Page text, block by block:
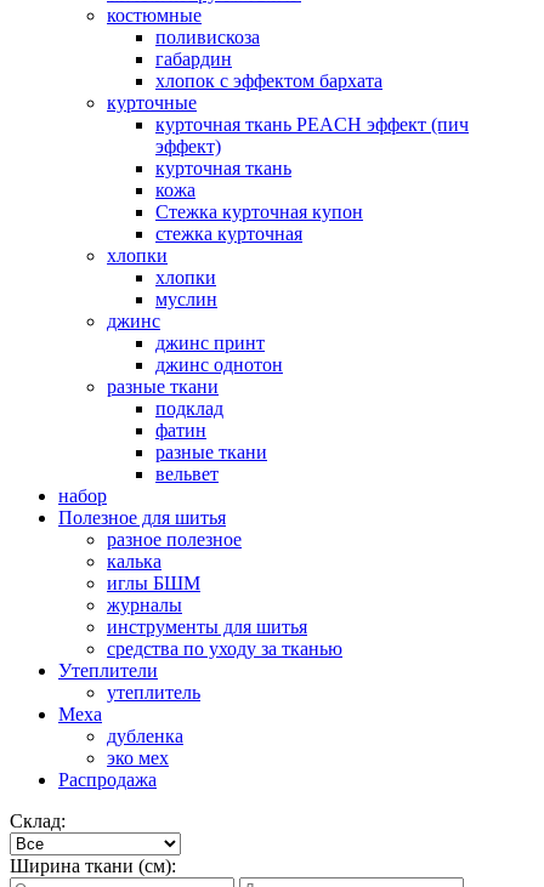
костюмные
поливискоза
габардин
хлопок с эффектом бархата
курточные
курточная ткань PEACH эффект (пич
эффект)
курточная ткань
кожа
Стежка курточная купон
стежка курточная
хлопки
хлопки
муслин
джинс
джинс принт
джинс однотон
разные ткани
подклад
фатин
разные ткани
вельвет
набор
Полезное для шитья
разное полезное
калька
иглы БШМ
журналы
инструменты для шитья
средства по уходу за тканью
Утеплители
утеплитель
Меха
дубленка
эко мех
Распродажа
Склад:
Ширина ткани (см):